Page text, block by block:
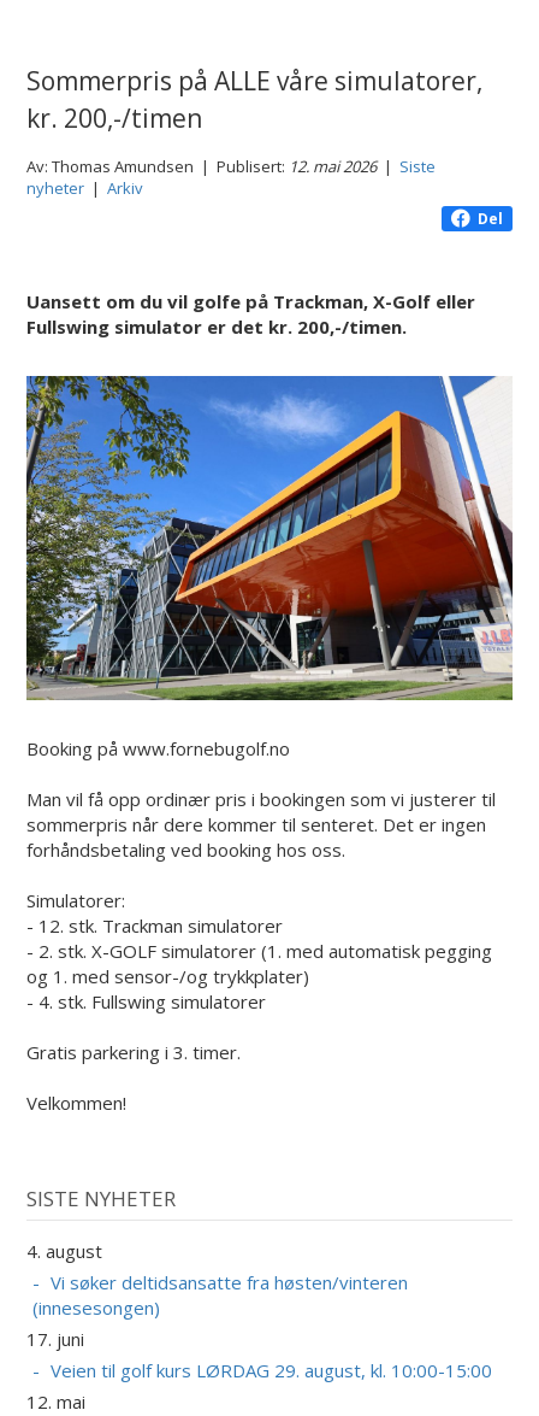
Sommerpris på ALLE våre simulatorer,
kr. 200,-/timen
Av: Thomas Amundsen | Publisert: 12. mai 2026| Siste
nyheter |Arkiv
Del
Uansett om du vil golfe på Trackman, X-Golf eller
Fullswing simulator er det kr. 200,-/timen.
Booking på www.fornebugolf.no
Man vil få opp ordinær pris i bookingen som vi justerer til
sommerpris når dere kommer til senteret. Det er ingen
forhåndsbetaling ved booking hos oss.
Simulatorer:
- 12. stk. Trackman simulatorer
- 2. stk. X-GOLF simulatorer (1. med automatisk pegging
og 1. med sensor-/og trykkplater)
- 4. stk. Fullswing simulatorer
Gratis parkering i 3. timer.
Velkommen!
SISTE NYHETER
4. august
Vi søker deltidsansatte fra høsten/vinteren
(innesesongen)
17. juni
Veien til golf kurs LØRDAG 29. august, kl. 10:00-15:00
12. mai